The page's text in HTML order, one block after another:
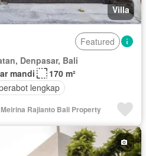
Villa
Featured
Denpasar, Bali
mandi
170 m²
lengkap
Rajianto Bali Property